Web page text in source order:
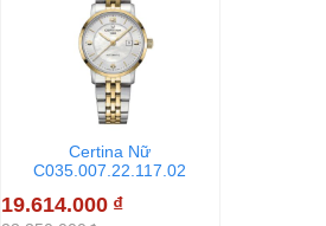
Certina Nữ
C035.007.22.117.02
19.614.000 ₫